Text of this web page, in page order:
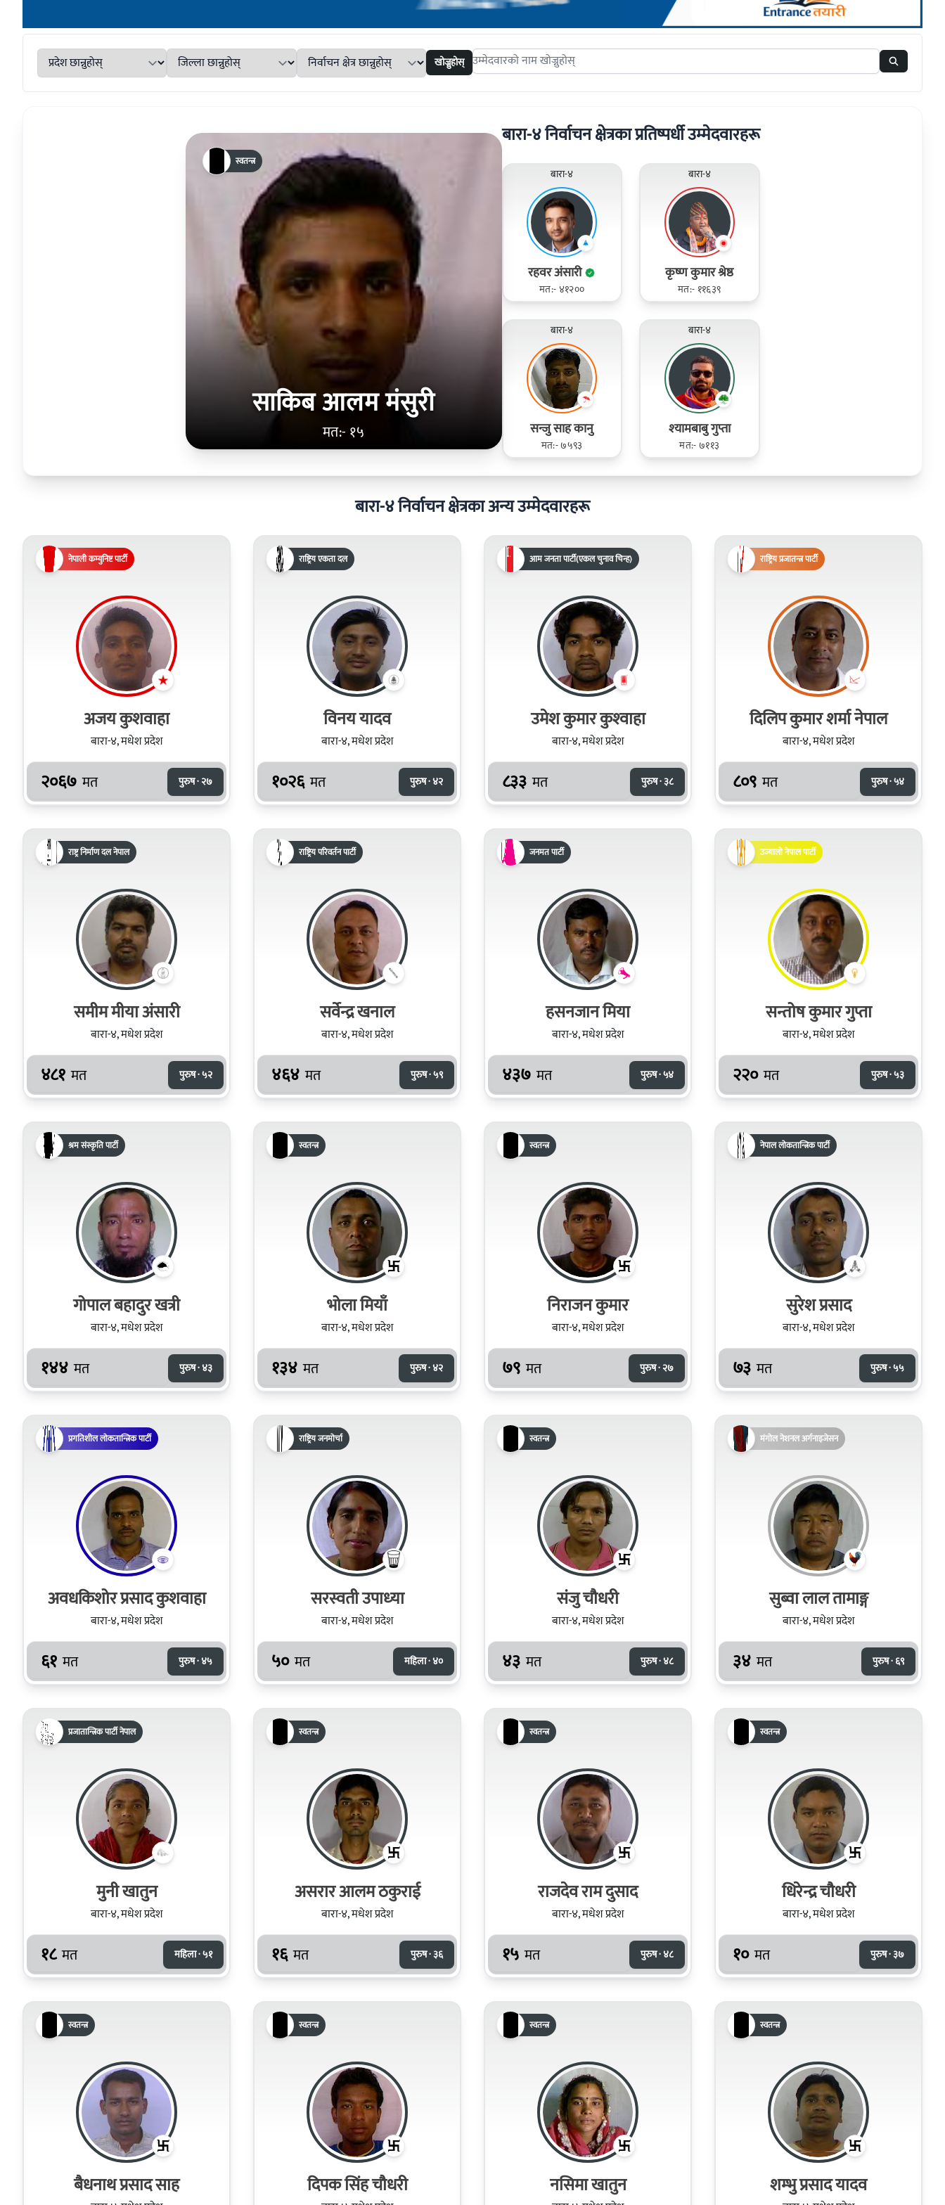
खोज्नुहोस् Search candidates
साकिब आलम मंसुरी
मत:- १५
स्वतन्त्र
बारा-४ निर्वाचन क्षेत्रका प्रतिष्पर्धी उम्मेदवारहरू
बारा-४
रहवर अंसारी
मत:- ४१२००
बारा-४
कृष्ण कुमार श्रेष्ठ
मत:- ११६३९
बारा-४
सन्जु साह कानु
मत:- ७५९३
बारा-४
श्‍यामबाबु गुप्ता
मत:- ७११३
बारा-४ निर्वाचन क्षेत्रका अन्य उम्मेदवारहरू
नेपाली कम्युनिष्ट पार्टी
अजय कुशवाहा
बारा-४, मधेश प्रदेश
२०६७ मत पुरुष · २७
राष्ट्रिय एकता दल
विनय यादव
बारा-४, मधेश प्रदेश
१०२६ मत पुरुष · ४२
आम जनता पार्टी(एकल चुनाव चिन्ह)
उमेश कुमार कुश्‍वाहा
बारा-४, मधेश प्रदेश
८३३ मत पुरुष · ३८
राष्ट्रिय प्रजातन्त्र पार्टी
दिलिप कुमार शर्मा नेपाल
बारा-४, मधेश प्रदेश
८०९ मत पुरुष · ५४
राष्ट्र निर्माण दल नेपाल
समीम मीया अंसारी
बारा-४, मधेश प्रदेश
४८१ मत पुरुष · ५२
राष्ट्रिय परिवर्तन पार्टी
सर्वेन्द्र खनाल
बारा-४, मधेश प्रदेश
४६४ मत पुरुष · ५९
जनमत पार्टी
हसनजान मिया
बारा-४, मधेश प्रदेश
४३७ मत पुरुष · ५४
उज्यालो नेपाल पार्टी
सन्तोष कुमार गुप्ता
बारा-४, मधेश प्रदेश
२२० मत पुरुष · ५३
श्रम संस्कृति पार्टी
गोपाल बहादुर खत्री
बारा-४, मधेश प्रदेश
१४४ मत पुरुष · ४३
स्वतन्त्र
भोला मियाँ
बारा-४, मधेश प्रदेश
१३४ मत पुरुष · ४२
स्वतन्त्र
निराजन कुमार
बारा-४, मधेश प्रदेश
७९ मत पुरुष · २७
नेपाल लोकतान्त्रिक पार्टी
सुरेश प्रसाद
बारा-४, मधेश प्रदेश
७३ मत पुरुष · ५५
प्रगतिशील लोकतान्त्रिक पार्टी
अवधकिशोर प्रसाद कुशवाहा
बारा-४, मधेश प्रदेश
६१ मत पुरुष · ४५
राष्ट्रिय जनमोर्चा
सरस्‍वती उपाध्‍या
बारा-४, मधेश प्रदेश
५० मत महिला · ४०
स्वतन्त्र
संजु चौधरी
बारा-४, मधेश प्रदेश
४३ मत पुरुष · ४८
मंगोल नेशनल अर्गनाइजेसन
सुब्वा लाल तामाङ्ग
बारा-४, मधेश प्रदेश
३४ मत पुरुष · ६९
प्रजातान्त्रिक पार्टी नेपाल
मुनी खातुन
बारा-४, मधेश प्रदेश
१८ मत महिला · ५१
स्वतन्त्र
असरार आलम ठकुराई
बारा-४, मधेश प्रदेश
१६ मत पुरुष · ३६
स्वतन्त्र
राजदेव राम दुसाद
बारा-४, मधेश प्रदेश
१५ मत पुरुष · ४८
स्वतन्त्र
धिरेन्द्र चौधरी
बारा-४, मधेश प्रदेश
१० मत पुरुष · ३७
स्वतन्त्र
बैधनाथ प्रसाद साह
स्वतन्त्र
दिपक सिंह चौधरी
स्वतन्त्र
नसिमा खातुन
स्वतन्त्र
शम्‍भु प्रसाद यादव